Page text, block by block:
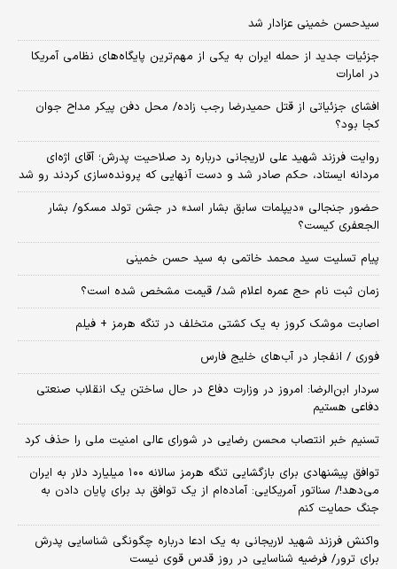
سیدحسن خمینی عزادار شد
جزئیات جدید از حمله ایران به یکی از مهم‌ترین پایگاه‌های نظامی آمریکا
در امارات
افشای جزئیاتی از قتل حمیدرضا رجب زاده/ محل دفن پیکر مداح جوان
کجا بود؟
روایت فرزند شهید علی لاریجانی درباره رد صلاحیت پدرش؛ آقای اژه‌ای
مردانه ایستاد، حکم صادر شد و دست آنهایی که پرونده‌سازی کردند رو شد
حضور جنجالی «دیپلمات سابق بشار اسد» در جشن تولد مسکو/ بشار
الجعفری کیست؟
پیام تسلیت سید محمد خاتمی به سید حسن خمینی
زمان ثبت‌ نام حج عمره اعلام شد/ قیمت مشخص شده است؟
اصابت موشک کروز به یک کشتی متخلف در تنگه هرمز + فیلم
فوری / انفجار در آب‌های خلیج فارس
سردار ابن‌الرضا: امروز در وزارت دفاع در حال ساختن یک انقلاب صنعتی
دفاعی هستیم
تسنیم خبر انتصاب محسن رضایی در شورای عالی امنیت ملی را حذف کرد
توافق پیشنهادی برای بازگشایی تنگه هرمز سالانه ۱۰۰ میلیارد دلار به ایران
می‌دهد!/ سناتور آمریکایی: آماده‌ام از یک توافق بد برای پایان دادن به
جنگ حمایت کنم
واکنش فرزند شهید لاریجانی به یک ادعا درباره چگونگی شناسایی پدرش
برای ترور/ فرضیه شناسایی در روز قدس قوی نیست